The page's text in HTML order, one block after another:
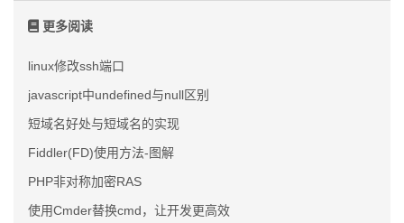
更多阅读
linux修改ssh端口
javascript中undefined与null区别
短域名好处与短域名的实现
Fiddler(FD)使用方法-图解
PHP非对称加密RAS
使用Cmder替换cmd，让开发更高效